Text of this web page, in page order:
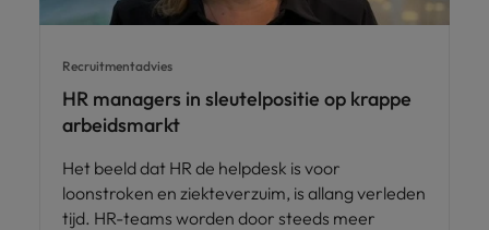
Recruitmentadvies
HR managers in sleutelpositie op krappe
arbeidsmarkt
Het beeld dat HR de helpdesk is voor
loonstroken en ziekteverzuim, is allang verleden
tijd. HR-teams worden door steeds meer